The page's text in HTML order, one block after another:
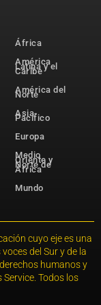
África
América
Latina y el
Caribe
América del
Norte
Asia-
Pacífico
Europa
Medio
Oriente y
Norte de
África
Mundo
cuyo eje es una
del Sur y de la
humanos y
Todos los